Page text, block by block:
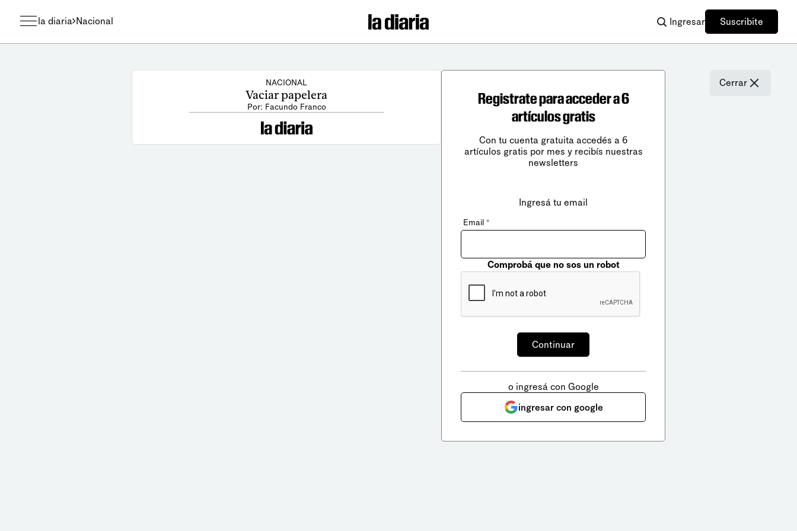
la diaria Nacional Ingresar Suscribite
NACIONAL
Vaciar papelera
Por: Facundo Franco
Cerrar
Registrate para acceder a 6
artículos gratis
Con tu cuenta gratuita accedés a 6
artículos gratis por mes y recibís nuestras
newsletters
Ingresá tu email
Email *
Comprobá que no sos un robot
o ingresá con Google
ingresar con google